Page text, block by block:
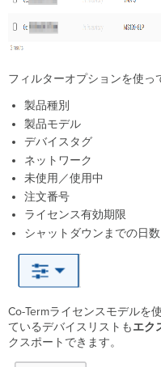
ス
理
(PDL)
デ
バ
イ
ス
を
ネ
ッ
ワ
ー
に
追
加
フィルターオプションを使っ
製品種別
製品モデル
デバイスタグ
ネットワーク
未使用／使用中
注文番号
ライセンス有効期限
シャットダウンまでの日数
Co-Termライセンスモデルを
ているデバイスリストもエク
クスポートできます。